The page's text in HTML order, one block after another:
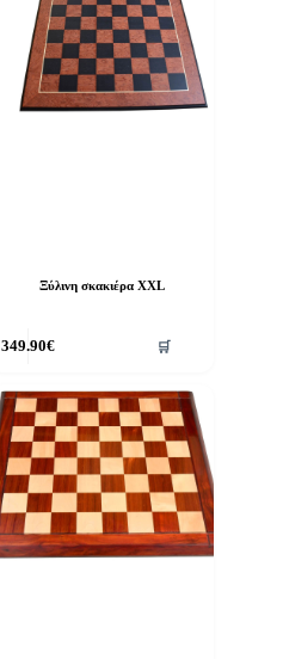
Ξύλινη σκακιέρα XXL
349.90€ 🛒